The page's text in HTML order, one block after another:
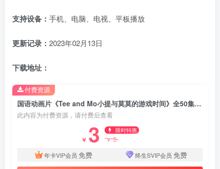
支持设备： 手机、电脑、电视、平板播放
更新记录： 2023年02月13日
下载地址：
国语动画片《Tee and Mo小提与莫莫的游戏时间》全50集，1080P高清视频带中文字幕，百度网盘下载
此内容为付费资源，请付费后查看
￥ 3 限时特惠
￥5
年卡VIP会员 免费 终生SVIP会员 免费
付费资源